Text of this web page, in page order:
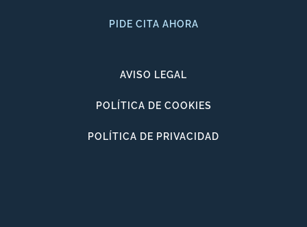
PIDE CITA AHORA
AVISO LEGAL
POLÍTICA DE COOKIES
POLÍTICA DE PRIVACIDAD